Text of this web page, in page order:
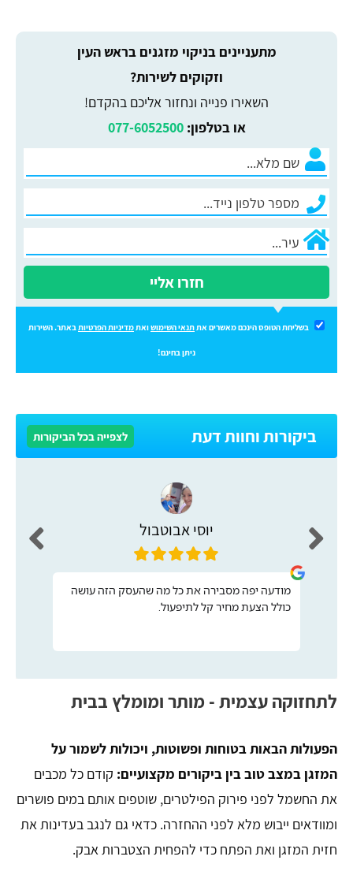
מתעניינים בניקוי מזגנים בראש העין
וזקוקים לשירות?
השאירו פנייה ונחזור אליכם בהקדם!
או בטלפון:077-6052500
חזרו אליי
בשליחת הטופס הינכם מאשרים אתתנאי השימושואתמדיניות הפרטיותבאתר. השירות
ניתן בחינם!
ביקורות וחוות דעת לצפייה בכל הביקורות
יוסי אבוטבול
מודעה יפה מסבירה את כל מה שהעסק הזה עושה
כולל הצעת מחיר קל לתיפעול.
לתחזוקה עצמית - מותר ומומלץ בבית
הפעולות הבאות בטוחות ופשוטות, ויכולות לשמור על
המזגן במצב טוב בין ביקורים מקצועיים: קודם כל מכבים
את החשמל לפני פירוק הפילטרים, שוטפים אותם במים פושרים
ומוודאים ייבוש מלא לפני ההחזרה. כדאי גם לנגב בעדינות את
חזית המזגן ואת הפתח כדי להפחית הצטברות אבק.